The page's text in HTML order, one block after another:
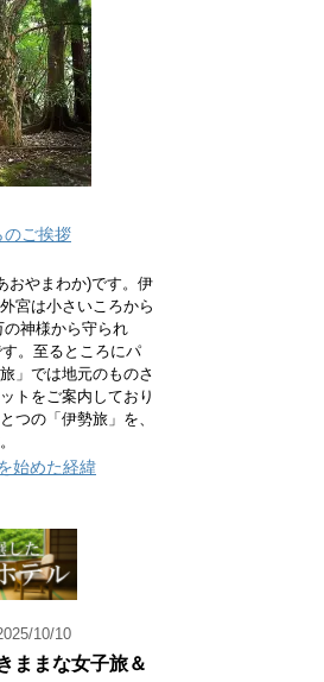
ご挨拶
おやまわか)です。伊
宮は小さいころから
神様から守られ
。至るところにパ
」では地元のものさ
トをご案内しており
つの「伊勢旅」を、
始めた経緯
10/10
ままな女子旅＆